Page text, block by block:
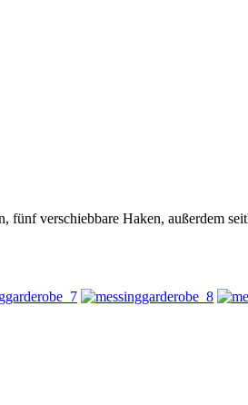
fünf verschiebbare Haken, außerdem